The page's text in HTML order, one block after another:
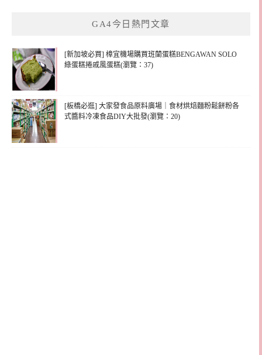
GA4今日熱門文章
[新加坡必買] 樟宜機場購買班蘭蛋糕BENGAWAN SOLO
綠蛋糕捲戚風蛋糕(瀏覽：37)
[板橋必逛] 大家發食品原料廣場｜食材烘焙麵粉鬆餅粉各
式醬料冷凍食品DIY大批發(瀏覽：20)